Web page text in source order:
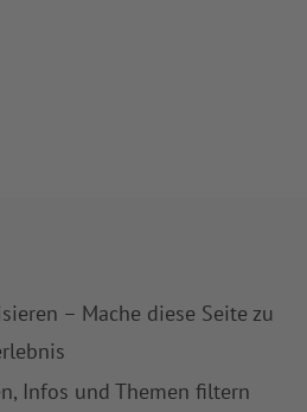
– Mache diese Seite zu
Infos und Themen filtern